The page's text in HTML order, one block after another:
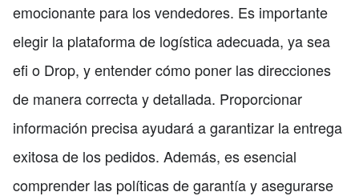
emocionante para los vendedores. Es importante
elegir la plataforma de logística adecuada, ya sea
efi o Drop, y entender cómo poner las direcciones
de manera correcta y detallada. Proporcionar
información precisa ayudará a garantizar la entrega
exitosa de los pedidos. Además, es esencial
comprender las políticas de garantía y asegurarse